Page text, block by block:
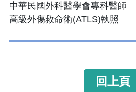
中華民國外科醫學會專科醫師
高級外傷救命術(ATLS)執照
回上頁